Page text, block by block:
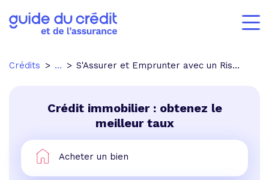
Crédits ... S'Assurer et Emprunter avec un Risque Aggravé de Santé
Crédit immobilier : obtenez le
meilleur taux
Acheter un bien